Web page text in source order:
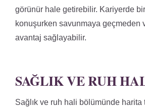
görünür hale getirebilir. Kariyerde
konuşurken savunmaya geçmeden
avantaj sağlayabilir.
SAĞLIK VE RUH
Sağlık ve ruh hali bölümünde harita